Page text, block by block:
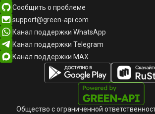
Сообщить о проблеме
support@green-api.com
Канал поддержки WhatsApp
Канал поддержки Telegram
Канал поддержки MAX
Общество с ограниченной